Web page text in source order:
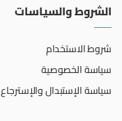
الشروط والسياسات
شروط الاستخدام
سياسة الخصوصية
سياسة الإستبدال والإسترجاع